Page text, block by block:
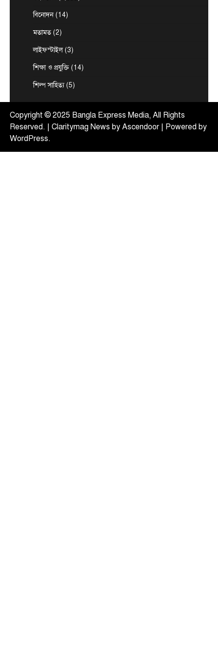
ভারতকে আরও বেশি সংবেদনশীল হতে হবে’
বাংলাদেশের জনগণের অনুভূতি ও সংবেদনশীলতার বিষয়ে
ভারতকে আরও বেশি…
বিনোদন (14)
মতামত (2)
লাইফস্টাইল(3)
শিক্ষা ও প্রযুক্তি (14)
শিল্প সাহিত্য(5)
Copyright © 2025 Bangla Express Media, All Rights
Reserved. | Claritymag News by Ascendoor | Powered by
WordPress.